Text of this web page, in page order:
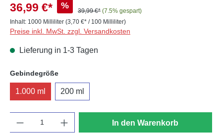
36,99 €* %
39,99 €* (7.5% gespart)
Inhalt: 1000 Milliliter (3,70 €* / 100 Milliliter)
Preise inkl. MwSt. zzgl. Versandkosten
Lieferung in 1-3 Tagen
Gebindegrößeauswählen
1.000 ml 200 ml
In den Warenkorb